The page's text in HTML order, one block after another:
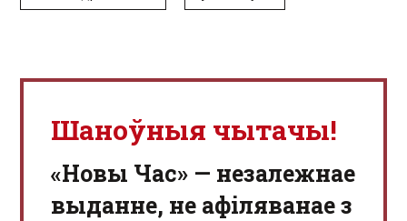
Шаноўныя чытачы!
«Новы Час» — незалежнае
выданне, не афіляванае з